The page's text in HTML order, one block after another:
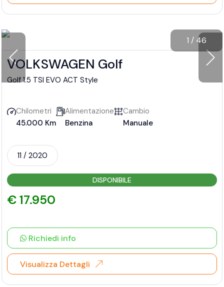
1 / 46
VOLKSWAGEN Golf
Golf 1.5 TSI EVO ACT Style
Chilometri
45.000 Km
Alimentazione
Benzina
Cambio
Manuale
11 / 2020
DISPONIBILE
€ 17.950
Richiedi info
Visualizza Dettagli